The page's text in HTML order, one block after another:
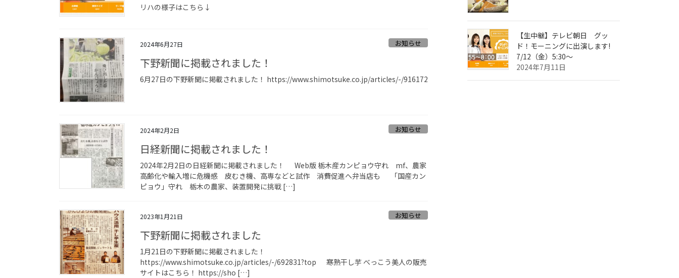
リハの様子はこちら↓
2024年6月27日 お知らせ
下野新聞に掲載されました！
6月27日の下野新聞に掲載されました！ https://www.shimotsuke.co.jp/articles/-/916172
2024年2月2日 お知らせ
日経新聞に掲載されました！
2024年2月2日の日経新聞に掲載されました！ Web版 栃木産カンピョウ守れ mf、農家
高齢化や輸入増に危機感 皮むき機、高専などと試作 消費促進へ弁当店も 「国産カン
ピョウ」守れ 栃木の農家、装置開発に挑戦 […]
2023年1月21日 お知らせ
下野新聞に掲載されました
1月21日の下野新聞に掲載されました！
https://www.shimotsuke.co.jp/articles/-/692831?top 寒熟干し芋 べっこう美人の販売
サイトはこちら！ https://sho […]
【生中継】テレビ朝日 グッ
ド！モーニングに出演します!
7/12（金）5:30～
2024年7月11日